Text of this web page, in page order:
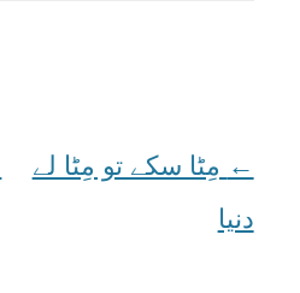
Post
navigation
← مِٹا سکے تو مِٹا لے
دنیا